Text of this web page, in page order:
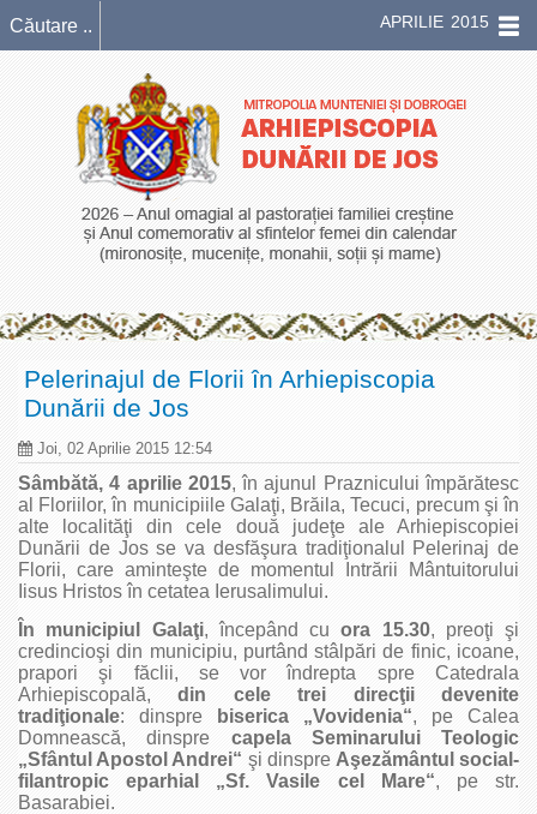
APRILIE 2015
Pelerinajul de Florii în Arhiepiscopia
Dunării de Jos
Joi, 02 Aprilie 2015 12:54
Sâmbătă, 4 aprilie 2015, în ajunul Praznicului împărătesc
al Floriilor, în municipiile Galaţi, Brăila, Tecuci, precum şi în
alte localităţi din cele două judeţe ale Arhiepiscopiei
Dunării de Jos se va desfăşura tradiţionalul Pelerinaj de
Florii, care aminteşte de momentul Intrării Mântuitorului
Iisus Hristos în cetatea Ierusalimului.
În municipiul Galaţi, începând cuora 15.30, preoţi şi
credincioşi din municipiu, purtând stâlpări de finic, icoane,
prapori şi făclii, se vor îndrepta spre Catedrala
Arhiepiscopală,din cele trei direcţii devenite
tradiţionale: dinspre biserica „Vovidenia“, pe Calea
Domnească, dinspre capela Seminarului Teologic
„Sfântul Apostol Andrei“ şi dinspre Aşezământul social-
filantropic eparhial „Sf. Vasile cel Mare“, pe str.
Basarabiei.